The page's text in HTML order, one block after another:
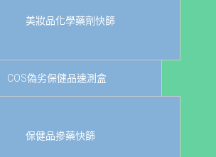
美妝品化學藥劑快篩
COS偽劣保健品速測盒
保健品摻藥快篩